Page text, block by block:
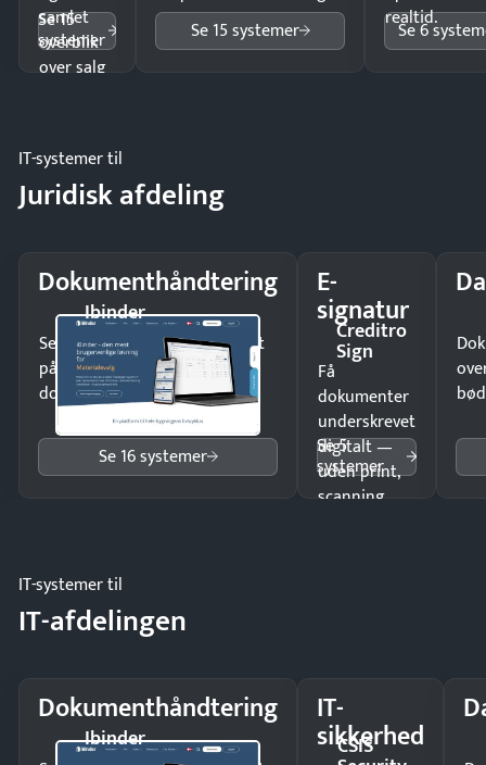
samlet
overblik
over salg
Se 15
systemer
Se 15 systemer
realtid.
Se 6
IT-systemer til
Juridisk afdeling
Dokumenthåndtering
Ibinder
Send kontrakter til underskrift
på minutter og mist ingen
dokumenter.
Se 16 systemer
E-
signatur
Creditro
Sign
Få
dokumenter
underskrevet
digitalt —
uden print,
scanning
Se 5
systemer
IT-systemer til
IT-afdelingen
Dokumenthåndtering
Ibinder
IT-
sikkerhed
CSIS